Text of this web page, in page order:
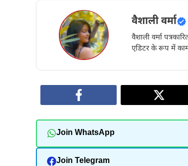
वैशाली वर्मा
वैशाली वर्मा
एडिटर के रूप में काम
Join WhatsApp
Join Telegram